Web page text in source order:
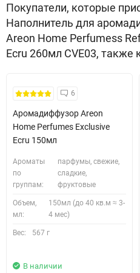
Покупатели, которые
Наполнитель для
Areon Home Perfumess
Ecru 260мл CVE03, также
6
Аромадиффузор Areon
Home Perfumes Exclusive
Ecru 150мл
Ароматы
по
группам:
парфумы, свежие,
сладкие,
фруктовые
Объем,
мл:
150мл (до 40 кв.м ≈ 3-
4 мес)
Вес: 567 г
В наличии